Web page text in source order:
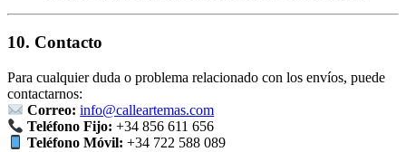
10. Contacto
Para cualquier duda o problema relacionado con los envíos, puede
contactarnos:
Correo: info@calleartemas.com
Teléfono Fijo: +34 856 611 656
Teléfono Móvil: +34 722 588 089